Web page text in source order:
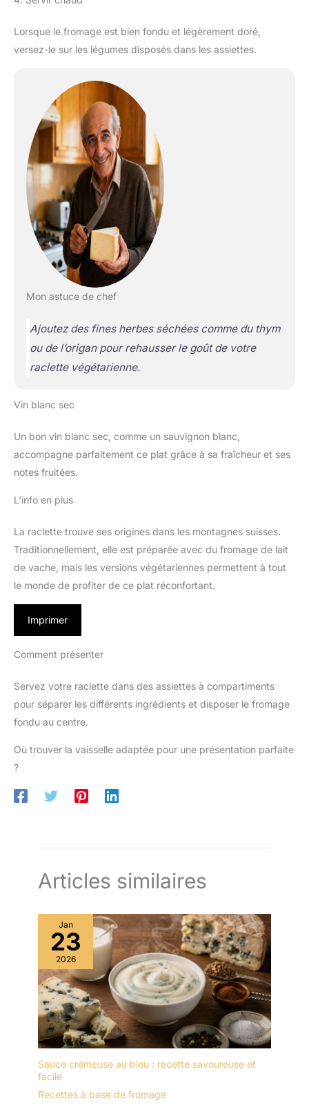
Lorsque le fromage est bien fondu et légèrement doré,
versez-le sur les légumes disposés dans les assiettes.
Mon astuce de chef
Ajoutez des fines herbes séchées comme du thym
ou de l’origan pour rehausser le goût de votre
raclette végétarienne.
Vin blanc sec
Un bon vin blanc sec, comme un sauvignon blanc,
accompagne parfaitement ce plat grâce à sa fraîcheur et ses
notes fruitées.
L’info en plus
La raclette trouve ses origines dans les montagnes suisses.
Traditionnellement, elle est préparée avec du fromage de lait
de vache, mais les versions végétariennes permettent à tout
le monde de profiter de ce plat réconfortant.
Imprimer
Comment présenter
Servez votre raclette dans des assiettes à compartiments
pour séparer les différents ingrédients et disposer le fromage
fondu au centre.
Où trouver la vaisselle adaptée pour une présentation parfaite
?
Articles similaires
Jan
23
2026
Sauce crémeuse au bleu : recette savoureuse et
facile
Recettes à base de fromage